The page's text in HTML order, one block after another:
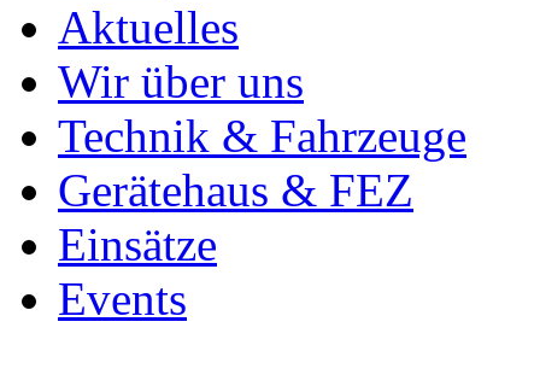
Aktuelles
Wir über uns
Technik & Fahrzeuge
Gerätehaus & FEZ
Einsätze
Events